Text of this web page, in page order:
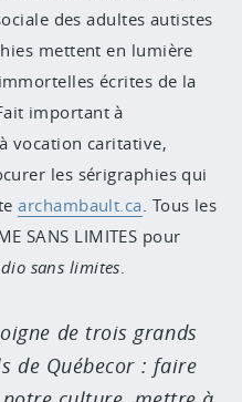
des adultes autistes
mettent en lumière
écrites de la
important à
vocation caritative,
les sérigraphies qui
archambault.ca. Tous les
SANS LIMITES pour
sans limites.
de trois grands
de Québecor : faire